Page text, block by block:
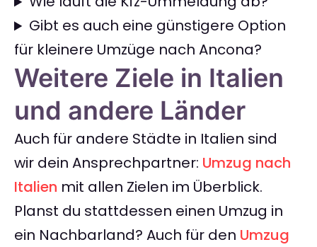
Gibt es auch eine günstigere Option
für kleinere Umzüge nach Ancona?
Weitere Ziele in Italien
und andere Länder
Auch für andere Städte in Italien sind
wir dein Ansprechpartner: Umzug nach
Italien mit allen Zielen im Überblick.
Planst du stattdessen einen Umzug in
ein Nachbarland? Auch für den Umzug